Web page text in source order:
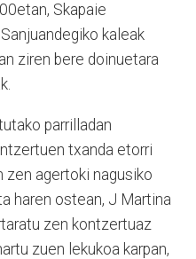
Skapaie
kaleak
ziren bere doinuetara
parrilladan
txanda etorri
zen agertoki nagusiko
haren ostean, J Martina
zen kontzertuaz
zuen lekukoa karpan,